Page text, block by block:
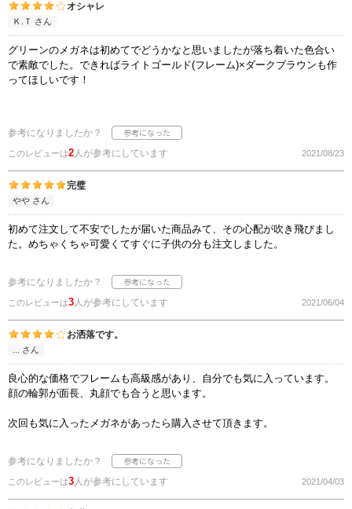
オシャレ
Ｋ.Ｔ さん
グリーンのメガネは初めてでどうかなと思いましたが落ち着いた色合い
で素敵でした。できればライトゴールド(フレーム)×ダークブラウンも作
ってほしいです！
参考になりましたか？
このレビューは2人が参考にしています 2021/08/23
完璧
やや さん
初めて注文して不安でしたが届いた商品みて、その心配が吹き飛びまし
た。めちゃくちゃ可愛くてすぐに子供の分も注文しました。
参考になりましたか？
このレビューは3人が参考にしています 2021/06/04
お洒落です。
... さん
良心的な価格でフレームも高級感があり、自分でも気に入っています。
顔の輪郭が面長、丸顔でも合うと思います。
次回も気に入ったメガネがあったら購入させて頂きます。
参考になりましたか？
このレビューは3人が参考にしています 2021/04/03